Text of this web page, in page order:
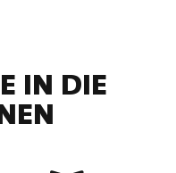
IN DIE